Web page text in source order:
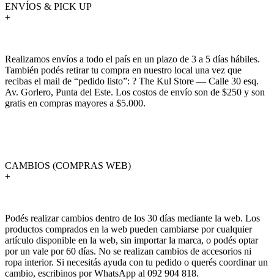
ENVÍOS & PICK UP
+
Realizamos envíos a todo el país en un plazo de 3 a 5 días hábiles.
También podés retirar tu compra en nuestro local una vez que
recibas el mail de “pedido listo”: ? The Kul Store — Calle 30 esq.
Av. Gorlero, Punta del Este. Los costos de envío son de $250 y son
gratis en compras mayores a $5.000.
CAMBIOS (COMPRAS WEB)
+
Podés realizar cambios dentro de los 30 días mediante la web. Los
productos comprados en la web pueden cambiarse por cualquier
artículo disponible en la web, sin importar la marca, o podés optar
por un vale por 60 días. No se realizan cambios de accesorios ni
ropa interior. Si necesitás ayuda con tu pedido o querés coordinar un
cambio, escribinos por WhatsApp al 092 904 818.